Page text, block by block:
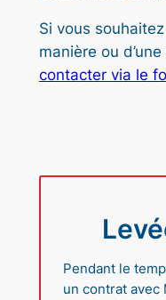
Si vous
manière ou
contacter via le
Pendant le
un contrat avec